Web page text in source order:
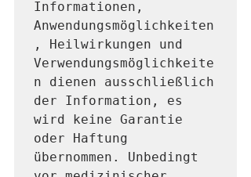
Informationen,
Anwendungsmöglichkeiten
, Heilwirkungen und
Verwendungsmöglichkeite
n dienen ausschließlich
der Information, es
wird keine Garantie
oder Haftung
übernommen. Unbedingt